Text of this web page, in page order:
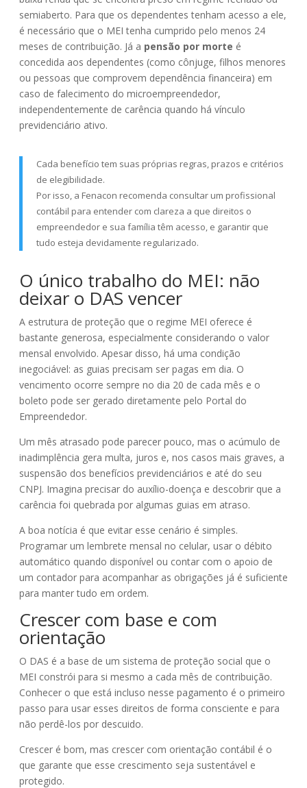
semiaberto. Para que os dependentes tenham acesso a ele,
é necessário que o MEI tenha cumprido pelo menos 24
meses de contribuição. Já a pensão por morte é
concedida aos dependentes (como cônjuge, filhos menores
ou pessoas que comprovem dependência financeira) em
caso de falecimento do microempreendedor,
independentemente de carência quando há vínculo
previdenciário ativo.
Cada benefício tem suas próprias regras, prazos e critérios
de elegibilidade.
Por isso, a Fenacon recomenda consultar um profissional
contábil para entender com clareza a que direitos o
empreendedor e sua família têm acesso, e garantir que
tudo esteja devidamente regularizado.
O único trabalho do MEI: não
deixar o DAS vencer
A estrutura de proteção que o regime MEI oferece é
bastante generosa, especialmente considerando o valor
mensal envolvido. Apesar disso, há uma condição
inegociável: as guias precisam ser pagas em dia. O
vencimento ocorre sempre no dia 20 de cada mês e o
boleto pode ser gerado diretamente pelo Portal do
Empreendedor.
Um mês atrasado pode parecer pouco, mas o acúmulo de
inadimplência gera multa, juros e, nos casos mais graves, a
suspensão dos benefícios previdenciários e até do seu
CNPJ. Imagina precisar do auxílio-doença e descobrir que a
carência foi quebrada por algumas guias em atraso.
A boa notícia é que evitar esse cenário é simples.
Programar um lembrete mensal no celular, usar o débito
automático quando disponível ou contar com o apoio de
um contador para acompanhar as obrigações já é suficiente
para manter tudo em ordem.
Crescer com base e com
orientação
O DAS é a base de um sistema de proteção social que o
MEI constrói para si mesmo a cada mês de contribuição.
Conhecer o que está incluso nesse pagamento é o primeiro
passo para usar esses direitos de forma consciente e para
não perdê-los por descuido.
Crescer é bom, mas crescer com orientação contábil é o
que garante que esse crescimento seja sustentável e
protegido.